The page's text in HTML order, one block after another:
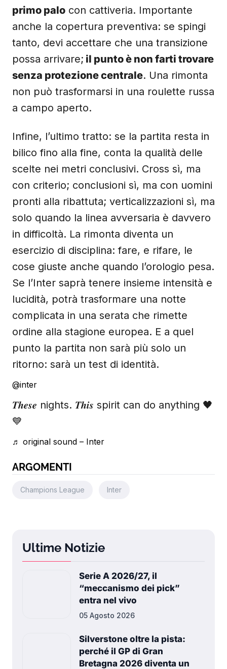
primo palo con cattiveria. Importante
anche la copertura preventiva: se spingi
tanto, devi accettare che una transizione
possa arrivare; il punto è non farti trovare
senza protezione centrale. Una rimonta
non può trasformarsi in una roulette russa
a campo aperto.
Infine, l’ultimo tratto: se la partita resta in
bilico fino alla fine, conta la qualità delle
scelte nei metri conclusivi. Cross sì, ma
con criterio; conclusioni sì, ma con uomini
pronti alla ribattuta; verticalizzazioni sì, ma
solo quando la linea avversaria è davvero
in difficoltà. La rimonta diventa un
esercizio di disciplina: fare, e rifare, le
cose giuste anche quando l’orologio pesa.
Se l’Inter saprà tenere insieme intensità e
lucidità, potrà trasformare una notte
complicata in una serata che rimette
ordine alla stagione europea. E a quel
punto la partita non sarà più solo un
ritorno: sarà un test di identità.
@inter
𝑻𝒉𝒆𝒔𝒆 nights. 𝑻𝒉𝒊𝒔 spirit can do anything 🖤
💙
♬ original sound – Inter
ARGOMENTI
Champions League Inter
Ultime Notizie
Serie A 2026/27, il
“meccanismo dei pick”
entra nel vivo
05 Agosto 2026
Silverstone oltre la pista:
perché il GP di Gran
Bretagna 2026 diventa un